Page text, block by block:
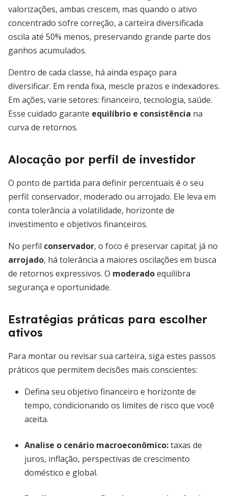
valorizações, ambas crescem, mas quando o ativo
concentrado sofre correção, a carteira diversificada
oscila até 50% menos, preservando grande parte dos
ganhos acumulados.
Dentro de cada classe, há ainda espaço para
diversificar. Em renda fixa, mescle prazos e indexadores.
Em ações, varie setores: financeiro, tecnologia, saúde.
Esse cuidado garante equilíbrio e consistência na
curva de retornos.
Alocação por perfil de investidor
O ponto de partida para definir percentuais é o seu
perfil: conservador, moderado ou arrojado. Ele leva em
conta tolerância a volatilidade, horizonte de
investimento e objetivos financeiros.
No perfil conservador, o foco é preservar capital; já no
arrojado, há tolerância a maiores oscilações em busca
de retornos expressivos. O moderadoequilibra
segurança e oportunidade.
Estratégias práticas para escolher
ativos
Para montar ou revisar sua carteira, siga estes passos
práticos que permitem decisões mais conscientes:
Defina seu objetivo financeiro e horizonte de
tempo, condicionando os limites de risco que você
aceita.
Analise o cenário macroeconômico:taxas de
juros, inflação, perspectivas de crescimento
doméstico e global.